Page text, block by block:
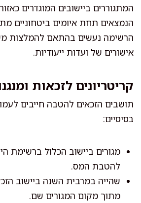
המתגוררים ביישובים המוגדרים
הנמצאים תחת איומים ביטחוניים
הרשימה נעשים בהתאם להמלצות
אישורים של ועדות ייעודיות.
קריטריונים לזכאות
תושבים הזכאים להטבה חייבים
בסיסיים:
מגורים ביישוב הכלול ברשימת
להטבת המס.
שהייה במרבית השנה ביישוב
מתוך מקום המגורים שם.